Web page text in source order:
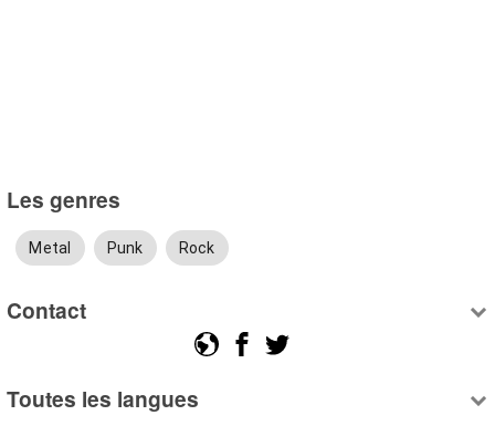
Les genres
Metal Punk Rock
Contact
Toutes les langues